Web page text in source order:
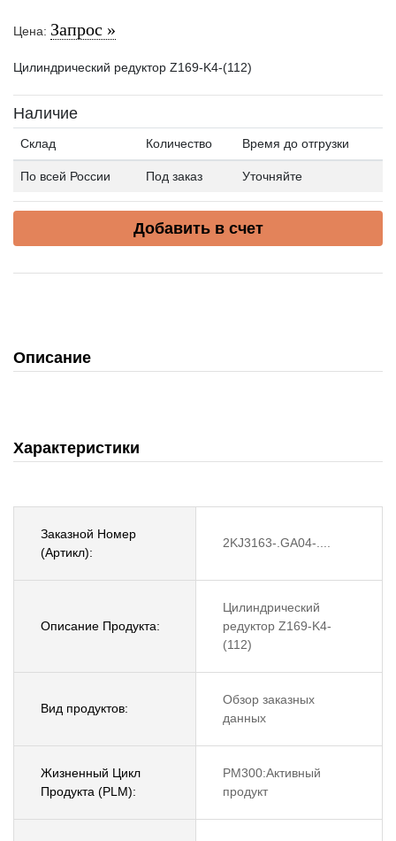
Цена: Запрос »
Цилиндрический редуктор Z169-K4-(112)
Наличие
Склад Количество Время до отгрузки
По всей России Под заказ Уточняйте
Добавить в счет
Описание
Характеристики
Заказной Номер
(Артикл):
2KJ3163-.GA04-....
Описание Продукта:
Цилиндрический
редуктор Z169-K4-
(112)
Вид продуктов:
Обзор заказных
данных
Жизненный Цикл
Продукта (PLM):
PM300:Активный
продукт